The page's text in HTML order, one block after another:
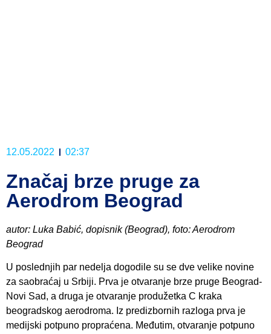
12.05.2022 02:37
Značaj brze pruge za
Aerodrom Beograd
autor: Luka Babić, dopisnik (Beograd), foto: Aerodrom
Beograd
U poslednjih par nedelja dogodile su se dve velike novine
za saobraćaj u Srbiji. Prva je otvaranje brze pruge Beograd-
Novi Sad, a druga je otvaranje produžetka C kraka
beogradskog aerodroma. Iz predizbornih razloga prva je
medijski potpuno propraćena. Međutim, otvaranje potpuno